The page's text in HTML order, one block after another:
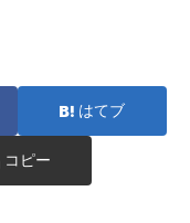
はてブ
コピー